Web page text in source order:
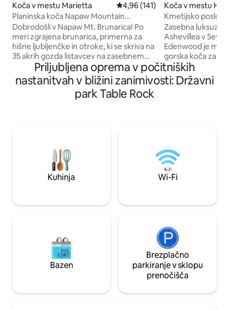
Koča v mestu Marietta Povprečna ocena: 4,96 od 5, št.
4,96 (141)
Planinska koča Napaw Mountain
~Čarobno doživetje na vrhu
Dobrodošli v Napaw Mt. Brunarica! Po
meri zgrajena brunarica, primerna za
hišne ljubljenčke in otroke, ki se skriva na
35 akrih gozda listavcev na zasebnem
vrhu gore. Terase, ki obdajajo hiško,
ponujajo čudovit pogled na gorovje Blue
Ridge. Sprostite se v masažni kadi (3.–15.
do 12.–31.) ob plinskem ognjišču ali
pohodniških in kolesarskih poti,
nakupovanja in vrhunskih restavracij v
Upstate SC ~ Table Rock, Pretty Place,
Jones Gap, Greenville
Koča v mestu
Kmetijsko
Tub+Luxe
Zasebna
Ashevillea v
Edenwood je
gorska koča za
mirne
Blue Ridge.
mansardi z
nacionalnega
Biltmore in ceste
Priljubljena oprema v počitniških
nastanitvah v bližini zanimivosti: Državni
park Table Rock
Kuhinja Wi-Fi
Bazen
Brezplačno
parkiranje v sklopu
prenočišča